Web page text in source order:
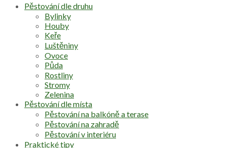
Pěstování dle druhu
Bylinky
Houby
Keře
Luštěniny
Ovoce
Půda
Rostliny
Stromy
Zelenina
Pěstování dle místa
Pěstování na balkóně a terase
Pěstování na zahradě
Pěstování v interiéru
Praktické tipy